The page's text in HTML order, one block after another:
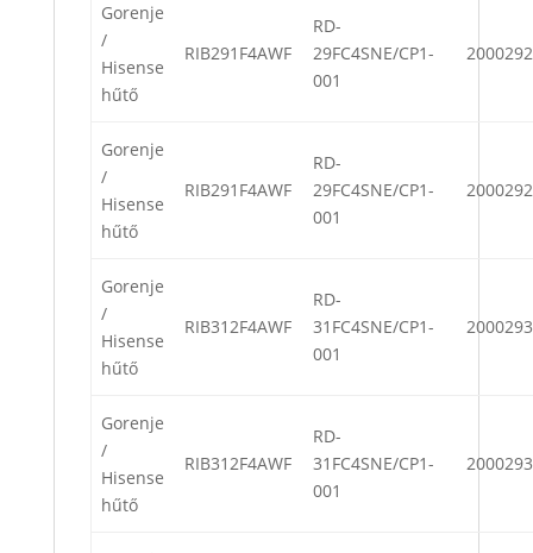
Gorenje
/
Hisense
hűtő
RIB291F4AWF
RD-
29FC4SNE/CP1-
001
Gorenje
/
Hisense
hűtő
RIB291F4AWF
RD-
29FC4SNE/CP1-
001
Gorenje
/
Hisense
hűtő
RIB312F4AWF
RD-
31FC4SNE/CP1-
001
Gorenje
/
Hisense
hűtő
RIB312F4AWF
RD-
31FC4SNE/CP1-
001